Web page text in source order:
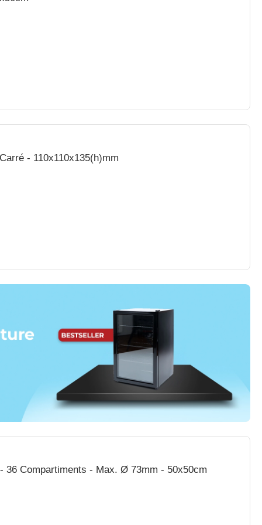
- 110x110x135(h)mm
36 Compartiments - Max. Ø 73mm - 50x50cm